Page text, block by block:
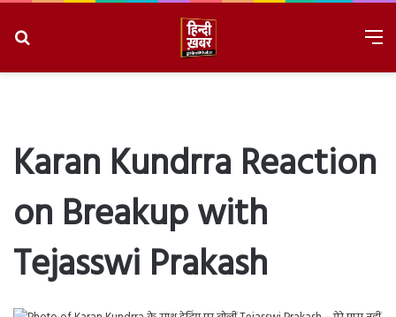
Karan Kundrra Reaction
on Breakup with
Tejasswi Prakash